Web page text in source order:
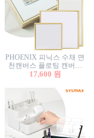
PHOENIX 피닉스 수채 면
천캔버스 플로팅 캔버스
프레임세트 30x30cm/액자
17,600 원